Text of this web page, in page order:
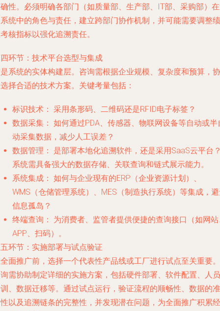
性。必须明确各部门（如质量部、生产部、IT部、采购部）
统中的角色与责任，建立跨部门协作机制，并可能需要调整绩
核指标以强化追溯责任。
环节：技术平台选型与集成
系统的实体构建层。咨询需根据企业规模、复杂度和预算，协
择合适的技术方案。关键考量包括：
标识技术： 采用条形码、二维码还是RFID电子标签？
数据采集： 如何通过PDA、传感器、物联网设备等自动或半
动采集数据，减少人工误差？
数据管理：
是部署本地化追溯软件，还是采用SaaS云平台
系统需具备强大的数据存储、关联查询和链式展示能力。
系统集成： 如何与企业现有的ERP（企业资源计划）、
WMS（仓储管理系统）、MES（制造执行系统）等集成，
信息孤岛？
终端查询：
为消费者、监管者提供便捷的查询接口（如网
APP、扫码）。
环节：实施部署与试点验证
面推广前，选择一个代表性产品线或工厂进行试点至关重要。
需协助制定详细的实施方案，包括硬件部署、软件配置、人员
、数据迁移等。通过试点运行，验证流程的顺畅性、数据的准
以及追溯链条的完整性，并发现潜在问题，为全面推广积累经